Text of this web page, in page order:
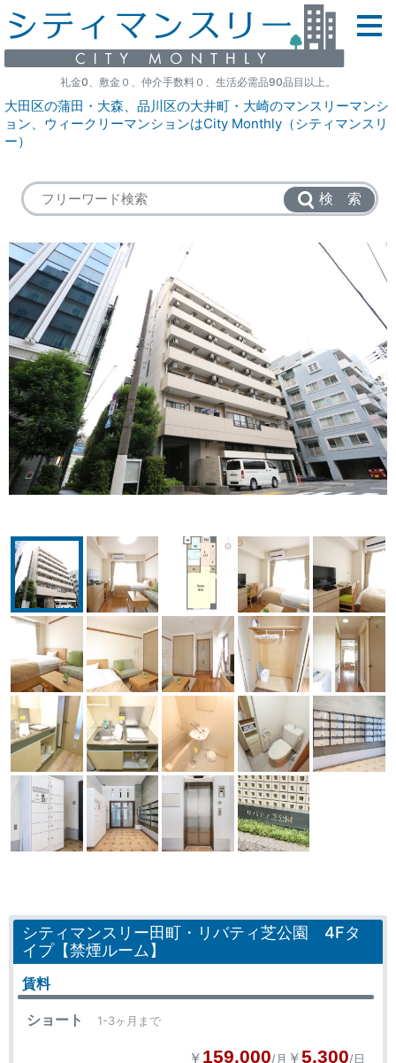
礼金0、敷金０、仲介手数料０、生活必需品90品目以上。
大田区の蒲田・大森、品川区の大井町・大崎のマンスリーマンシ
ョン、ウィークリーマンションはCity Monthly（シティマンスリ
ー）
検 索
シティマンスリー田町・リバティ芝公園 4Fタ
イプ【禁煙ルーム】
賃料
ショート 1-3ヶ月まで
￥ 159,000/月 ￥5,300/日